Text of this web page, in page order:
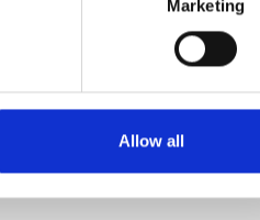
Marketing
Allow all